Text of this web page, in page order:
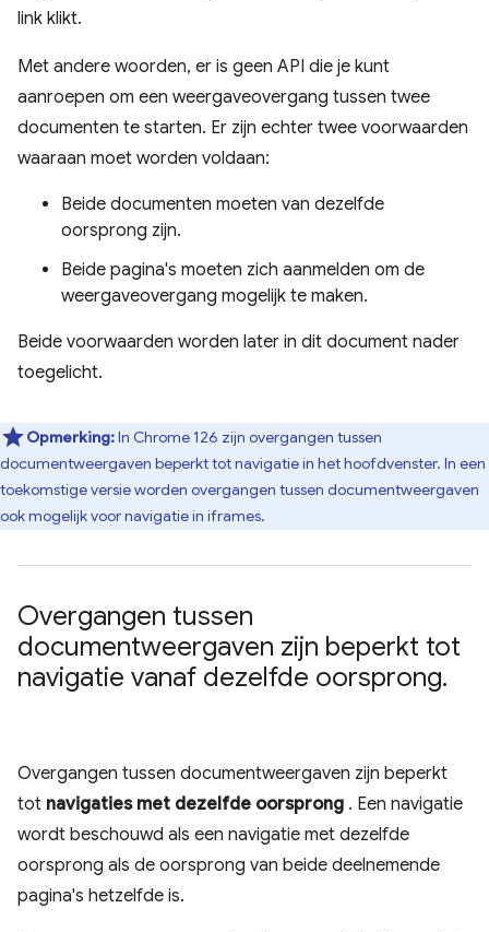
link klikt.
Met andere woorden, er is geen API die je kunt
aanroepen om een ​​weergaveovergang tussen twee
documenten te starten. Er zijn echter twee voorwaarden
waaraan moet worden voldaan:
Beide documenten moeten van dezelfde
oorsprong zijn.
Beide pagina's moeten zich aanmelden om de
weergaveovergang mogelijk te maken.
Beide voorwaarden worden later in dit document nader
toegelicht.
Opmerking:In Chrome 126 zijn overgangen tussen
documentweergaven beperkt tot navigatie in het hoofdvenster. In een
toekomstige versie worden overgangen tussen documentweergaven
ook mogelijk voor navigatie in iframes.
Overgangen tussen
documentweergaven zijn beperkt tot
navigatie vanaf dezelfde oorsprong.
Overgangen tussen documentweergaven zijn beperkt
tot navigaties met dezelfde oorsprong . Een navigatie
wordt beschouwd als een navigatie met dezelfde
oorsprong als de oorsprong van beide deelnemende
pagina's hetzelfde is.